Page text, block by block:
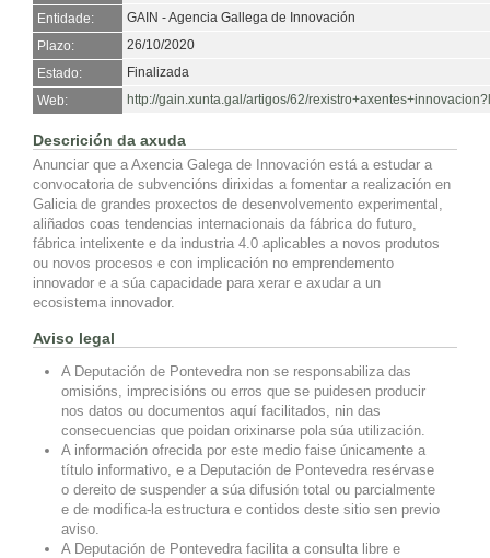
Entidade:
GAIN - Agencia Gallega de Innovación
Plazo:
26/10/2020
Estado:
Finalizada
Web:
http://gain.xunta.gal/artigos/62/
Descrición da axuda
Anunciar que a Axencia Galega de Innovación está a estudar a
convocatoria de subvencións dirixidas a fomentar a realización en
Galicia de grandes proxectos de desenvolvemento experimental,
aliñados coas tendencias internacionais da fábrica do futuro,
fábrica intelixente e da industria 4.0 aplicables a novos produtos
ou novos procesos e con implicación no emprendemento
innovador e a súa capacidade para xerar e axudar a un
ecosistema innovador.
Aviso legal
A Deputación de Pontevedra non se responsabiliza das
omisións, imprecisións ou erros que se puidesen producir
nos datos ou documentos aquí facilitados, nin das
consecuencias que poidan orixinarse pola súa utilización.
A información ofrecida por este medio faise únicamente a
título informativo, e a Deputación de Pontevedra resérvase
o dereito de suspender a súa difusión total ou parcialmente
e de modifica-la estructura e contidos deste sitio sen previo
aviso.
A Deputación de Pontevedra facilita a consulta libre e